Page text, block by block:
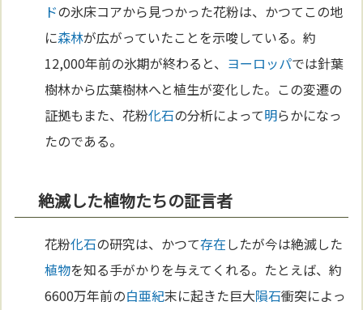
ドの氷床コアから見つかった花粉は、かつてこの地
に森林が広がっていたことを示唆している。約
12,000年前の氷期が終わると、 ヨーロッパでは針葉
樹林から広葉樹林へと植生が変化した。この変遷の
証拠もまた、花粉化石の分析によって明らかになっ
たのである。
絶滅した植物たちの証言者
花粉化石の研究は、かつて存在したが今は絶滅した
植物を知る手がかりを与えてくれる。たとえば、約
6600万年前の白亜紀末に起きた巨大隕石衝突によっ